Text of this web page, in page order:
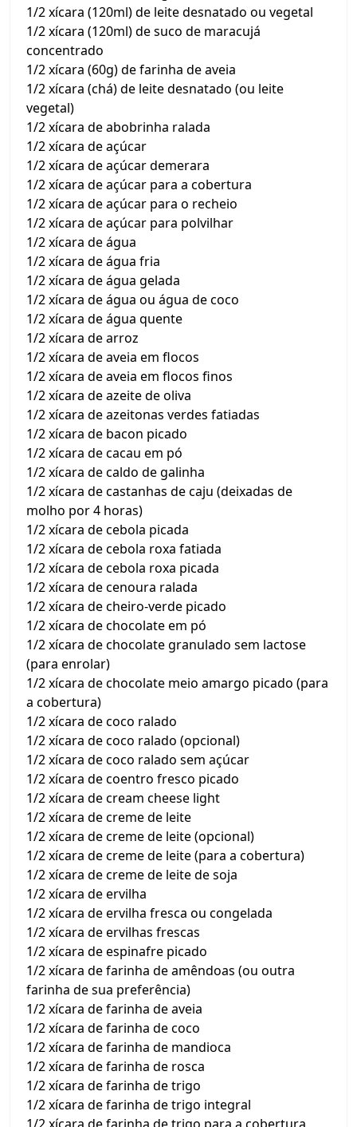
1/2 xícara (120ml) de leite desnatado ou vegetal
1/2 xícara (120ml) de suco de maracujá
concentrado
1/2 xícara (60g) de farinha de aveia
1/2 xícara (chá) de leite desnatado (ou leite
vegetal)
1/2 xícara de abobrinha ralada
1/2 xícara de açúcar
1/2 xícara de açúcar demerara
1/2 xícara de açúcar para a cobertura
1/2 xícara de açúcar para o recheio
1/2 xícara de açúcar para polvilhar
1/2 xícara de água
1/2 xícara de água fria
1/2 xícara de água gelada
1/2 xícara de água ou água de coco
1/2 xícara de água quente
1/2 xícara de arroz
1/2 xícara de aveia em flocos
1/2 xícara de aveia em flocos finos
1/2 xícara de azeite de oliva
1/2 xícara de azeitonas verdes fatiadas
1/2 xícara de bacon picado
1/2 xícara de cacau em pó
1/2 xícara de caldo de galinha
1/2 xícara de castanhas de caju (deixadas de
molho por 4 horas)
1/2 xícara de cebola picada
1/2 xícara de cebola roxa fatiada
1/2 xícara de cebola roxa picada
1/2 xícara de cenoura ralada
1/2 xícara de cheiro-verde picado
1/2 xícara de chocolate em pó
1/2 xícara de chocolate granulado sem lactose
(para enrolar)
1/2 xícara de chocolate meio amargo picado (para
a cobertura)
1/2 xícara de coco ralado
1/2 xícara de coco ralado (opcional)
1/2 xícara de coco ralado sem açúcar
1/2 xícara de coentro fresco picado
1/2 xícara de cream cheese light
1/2 xícara de creme de leite
1/2 xícara de creme de leite (opcional)
1/2 xícara de creme de leite (para a cobertura)
1/2 xícara de creme de leite de soja
1/2 xícara de ervilha
1/2 xícara de ervilha fresca ou congelada
1/2 xícara de ervilhas frescas
1/2 xícara de espinafre picado
1/2 xícara de farinha de amêndoas (ou outra
farinha de sua preferência)
1/2 xícara de farinha de aveia
1/2 xícara de farinha de coco
1/2 xícara de farinha de mandioca
1/2 xícara de farinha de rosca
1/2 xícara de farinha de trigo
1/2 xícara de farinha de trigo integral